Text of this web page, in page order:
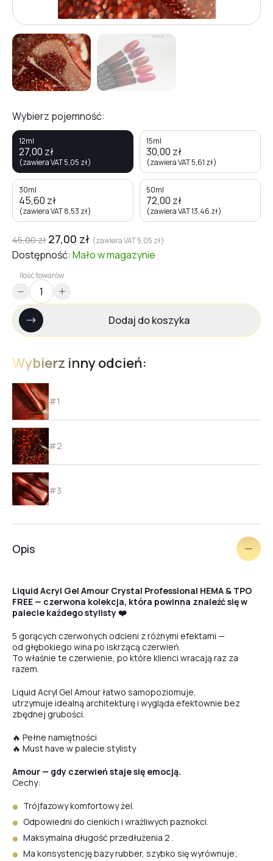
Wybierz pojemność:
12ml
27,00 zł
(zawiera VAT5,05 zł)
15ml
30,00 zł
(zawiera VAT5,61 zł)
30ml
45,60 zł
(zawiera VAT8,53 zł)
50ml
72,00 zł
(zawiera VAT13,46 zł)
45,00zł 27,00 zł (zawiera VAT5,05 zł)
Dostępność: Małow magazynie
Ilość towarów
Dodaj do koszyka
Wybierz inny odcień:
#1
#2
#3
Opis
Liquid Acryl Gel Amour Crystal Professional HEMA & TPO
FREE — czerwona kolekcja, która powinna znaleźć się w
palecie każdego stylisty ❤️
5 gorących czerwonych odcieni z różnymi efektami —
od głębokiego wina po iskrzącą czerwień.
To właśnie te czerwienie, po które klienci wracają raz za
razem.
Liquid Acryl Gel Amour łatwo samopoziomuje,
utrzymuje idealną architekturę i wygląda efektownie bez
zbędnej grubości.
🔥 Pełne namiętności
🔥 Must have w palecie stylisty
Amour — gdy czerwień staje się emocją.
Cechy:
Trójfazowy komfortowy żel.
Odpowiedni do cienkich i wrażliwych paznokci.
Maksymalna długość przedłużenia 2 .
Ma konsystencję bazy rubber, szybko się wyrównuje;